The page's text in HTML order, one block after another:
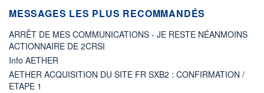
MESSAGES LES PLUS RECOMMANDÉS
ARRÊT DE MES COMMUNICATIONS - JE RESTE NÉANMOINS
ACTIONNAIRE DE 2CRSI
Info AETHER
AETHER ACQUISITION DU SITE FR SXB2 : CONFIRMATION /
ETAPE 1